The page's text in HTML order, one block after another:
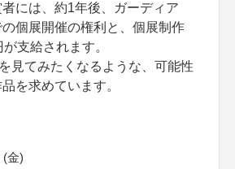
には、約1年後、ガーディア
個展開催の権利と、個展制作
支給されます。
見てみたくなるような、可能性
を求めています。
(金)